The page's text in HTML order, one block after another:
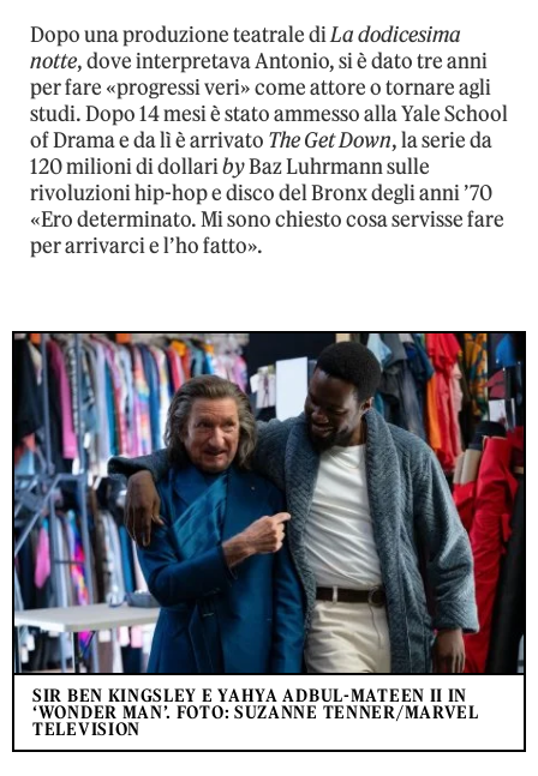
Dopo una produzione teatrale diLa dodicesima
notte, dove interpretava Antonio, si è dato tre anni
per fare «progressi veri» come attore o tornare agli
studi. Dopo 14 mesi è stato ammesso alla Yale School
of Drama e da lì è arrivato The Get Down, la serie da
120 milioni di dollaribyBaz Luhrmann sulle
rivoluzioni hip-hop e disco del Bronx degli anni ’70
«Ero determinato. Mi sono chiesto cosa servisse fare
per arrivarci e l’ho fatto».
SIR BEN KINGSLEY E YAHYA ADBUL-MATEEN II IN
‘WONDER MAN’. FOTO: SUZANNE TENNER/MARVEL
TELEVISION